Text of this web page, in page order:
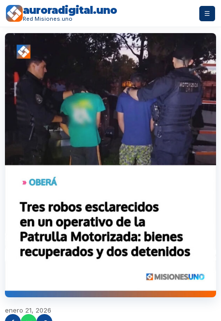
auroradigital.uno
Red Misiones.uno
☰
enero 21, 2026